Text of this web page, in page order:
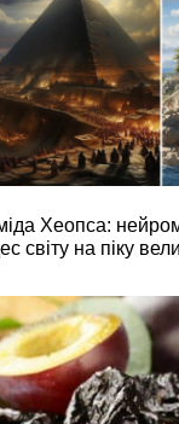
Хеопса:
світу на піку